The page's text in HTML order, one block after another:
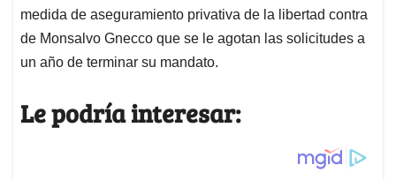
medida de aseguramiento privativa de la libertad contra
de Monsalvo Gnecco que se le agotan las solicitudes a
un año de terminar su mandato.
Le podría interesar: